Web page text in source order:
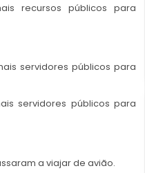
recursos públicos para
servidores públicos para
servidores públicos para
a viajar de avião.